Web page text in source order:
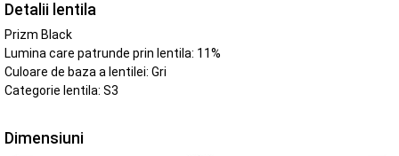
Detalii lentila
Prizm Black
Lumina care patrunde prin lentila: 11%
Culoare de baza a lentilei: Gri
Categorie lentila: S3
Dimensiuni